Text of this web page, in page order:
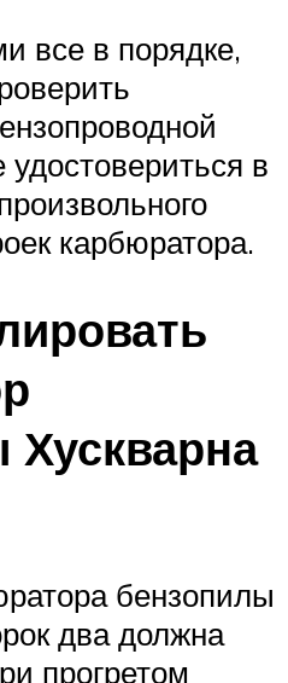
все в порядке,
в
карбюратора.
бензопилы
два должна
прогретом